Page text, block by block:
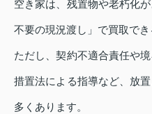
空き家は、残置物や老朽化
不要の現況渡し」で買取でき
ただし、契約不適合責任や
措置法による指導など、放
多くあります。